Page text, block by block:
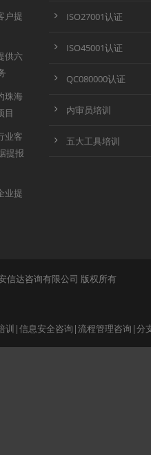
户提
供六
珠海
目
业客
提报
业提
ISO27001认证
ISO45001认证
QC080000认证
内审员培训
五大工具培训
信达咨询有限公司 版权所有
训 |信息安全咨询 |流程管理咨询 |分